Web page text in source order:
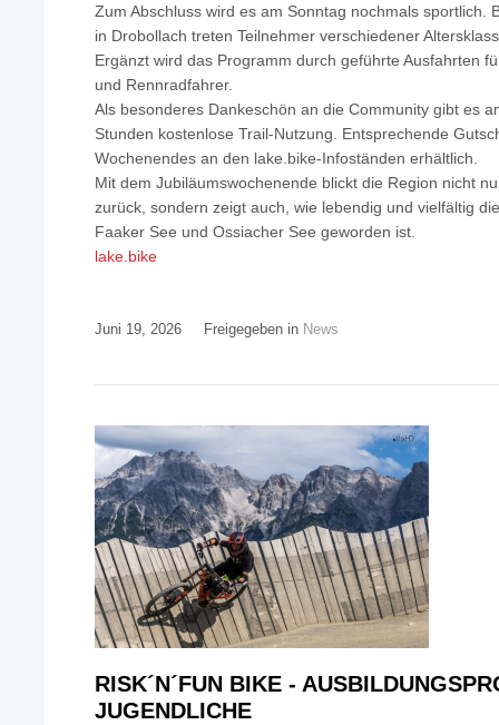
Zum Abschluss wird es am Sonntag nochmals sportlich.
in Drobollach treten Teilnehmer verschiedener
Ergänzt wird das Programm durch geführte Ausfahrten
und Rennradfahrer.
Als besonderes Dankeschön an die Community gibt es
Stunden kostenlose Trail-Nutzung. Entsprechende
Wochenendes an den lake.bike-Infoständen erhältlich.
Mit dem Jubiläumswochenende blickt die Region nicht
zurück, sondern zeigt auch, wie lebendig und vielfältig
Faaker See und Ossiacher See geworden ist.
lake.bike
Juni 19, 2026 Freigegeben in News
RISK´N´FUN BIKE -
JUGENDLICHE